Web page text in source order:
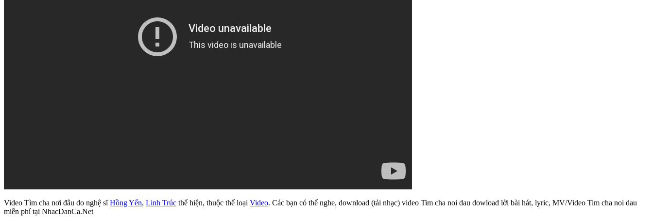
Video Tìm cha nơi đâu do nghệ sĩHồng Yến, Linh Trúc thể hiện, thuộc thể loại Video. Các bạn có thể nghe, download (tải nhạc) video Tim cha noi dau dowload lời bài hát, lyric, MV/Video Tim cha noi dau
miễn phí tại NhacDanCa.Net